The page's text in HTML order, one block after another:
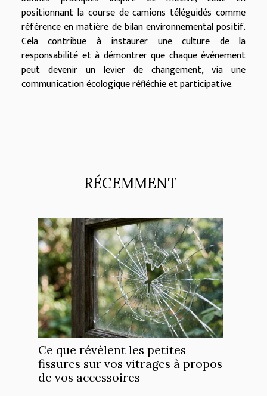
positionnant la course de camions téléguidés comme
référence en matière de bilan environnemental positif.
Cela contribue à instaurer une culture de la
responsabilité et à démontrer que chaque événement
peut devenir un levier de changement, via une
communication écologique réfléchie et participative.
RÉCEMMENT
Ce que révèlent les petites
fissures sur vos vitrages à propos
de vos accessoires